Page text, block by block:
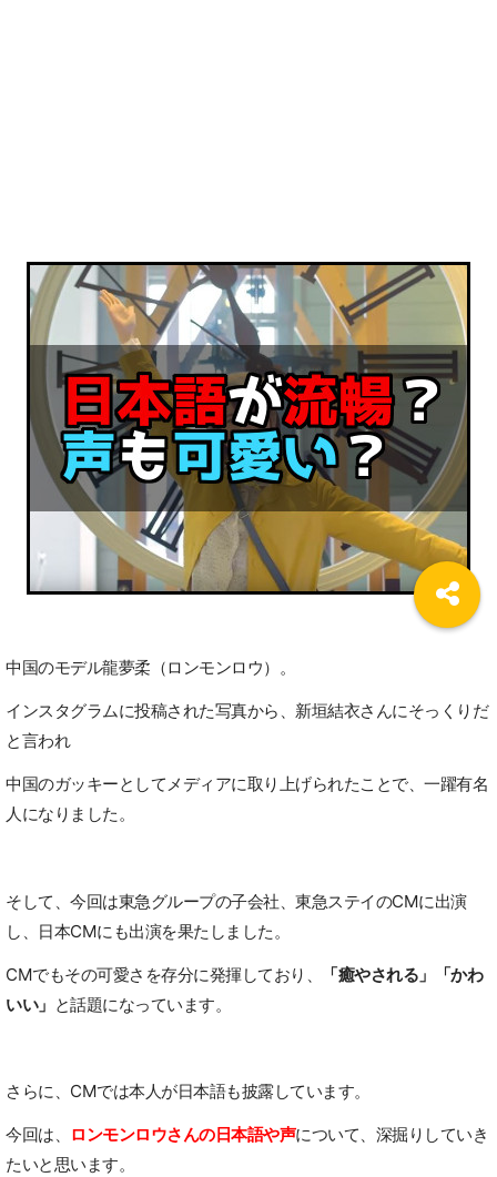
中国のモデル龍夢柔（ロンモンロウ）。
インスタグラムに投稿された写真から、新垣結衣さんにそっくりだ
と言われ
中国のガッキーとしてメディアに取り上げられたことで、一躍有名
人になりました。
そして、今回は東急グループの子会社、東急ステイのCMに出演
し、日本CMにも出演を果たしました。
CMでもその可愛さを存分に発揮しており、
「癒やされる」「かわ
いい」 と話題になっています。
さらに、CMでは本人が日本語も披露しています。
今回は、 ロンモンロウさんの日本語や声について、深掘りしていき
たいと思います。